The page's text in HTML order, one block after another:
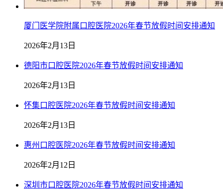
厦门医学院附属口腔医院2026年春节放假时间安排通知
2026年2月13日
德阳市口腔医院2026年春节放假时间安排通知
2026年2月13日
怀集口腔医院2026年春节放假时间安排通知
2026年2月13日
惠州口腔医院2026年春节放假时间安排通知
2026年2月12日
深圳市口腔医院2026年春节放假时间安排通知